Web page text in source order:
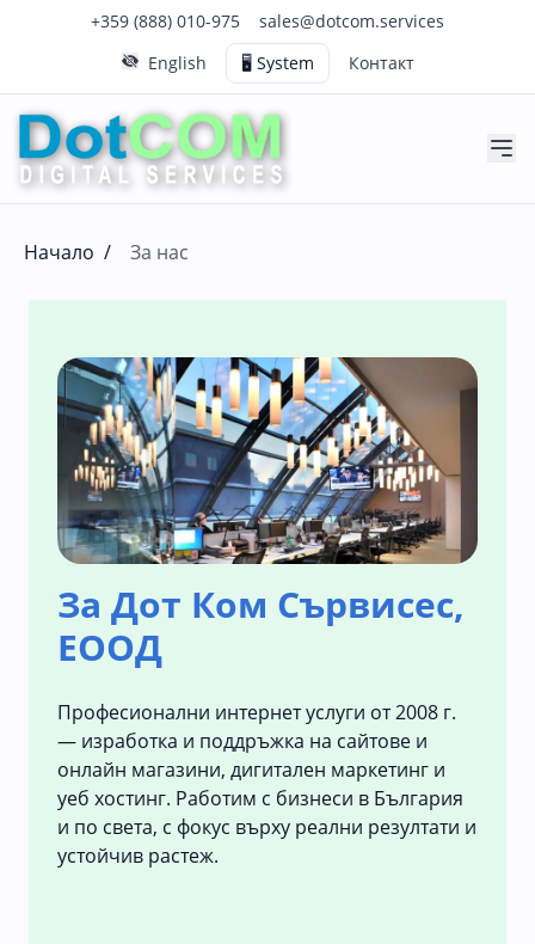
+359 (888) 010-975
Нашия телефонен номер е 0888010975
sales@dotcom.services
Нашия имейл адрес е sales@dotcom.services
English
🖥️ System Контакт
Начало / За нас
За Дот Ком Сървисес,
ЕООД
Професионални интернет услуги от 2008 г.
— изработка и поддръжка на сайтове и
онлайн магазини, дигитален маркетинг и
уеб хостинг. Работим с бизнеси в България
и по света, с фокус върху реални резултати и
устойчив растеж.